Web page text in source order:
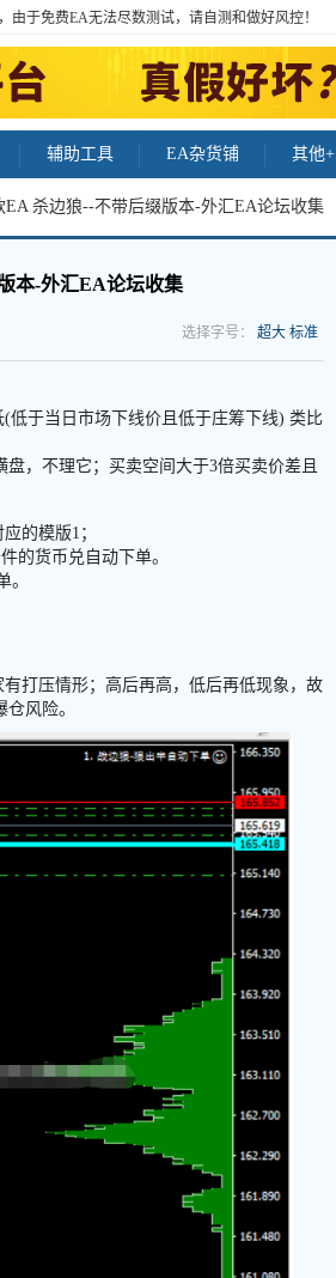
，由于免费EA无法尽数测试，请自测和做好风控！
辅助工具 EA杂货铺 其他+
杀边狼--不带后缀版本-外汇EA论坛收集
本-外汇EA论坛收集
选择字号： 超大 标准
于当日市场下线价且低于庄筹下线) 类比
，不理它；买卖空间大于3倍买卖价差且
的模版1；
的货币兑自动下单。
。
打压情形；高后再高，低后再低现象，故
风险。